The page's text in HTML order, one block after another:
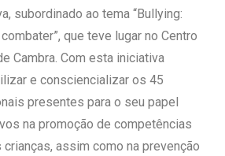
subordinado ao tema “Bullying:
que teve lugar no Centro
Cambra. Com esta iniciativa
e consciencializar os 45
presentes para o seu papel
na promoção de competências
assim como na prevenção